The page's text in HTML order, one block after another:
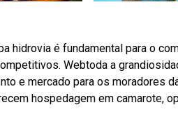
hidrovia é fundamental para o
Webtoda a
e mercado para os moradores
hospedagem em camarote,